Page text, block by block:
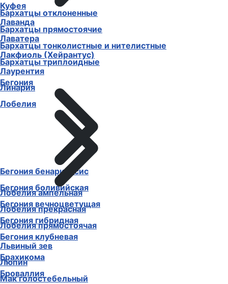
Бархатцы отклоненные
Бархатцы прямостоячие
Бархатцы тонколистные и нителистные
Бархатцы триплоидные
Бегония
Бегония бенариенсис
Бегония боливийская
Бегония вечноцветущая
Бегония гибридная
Бегония клубневая
Брахикома
Броваллия
Куфея
Лаванда
Лаватера
Лакфиоль (Хейрантус)
Лаурентия
Линария
Лобелия
Лобелия ампельная
Лобелия прекрасная
Лобелия прямостоячая
Львиный зев
Люпин
Мак голостебельный